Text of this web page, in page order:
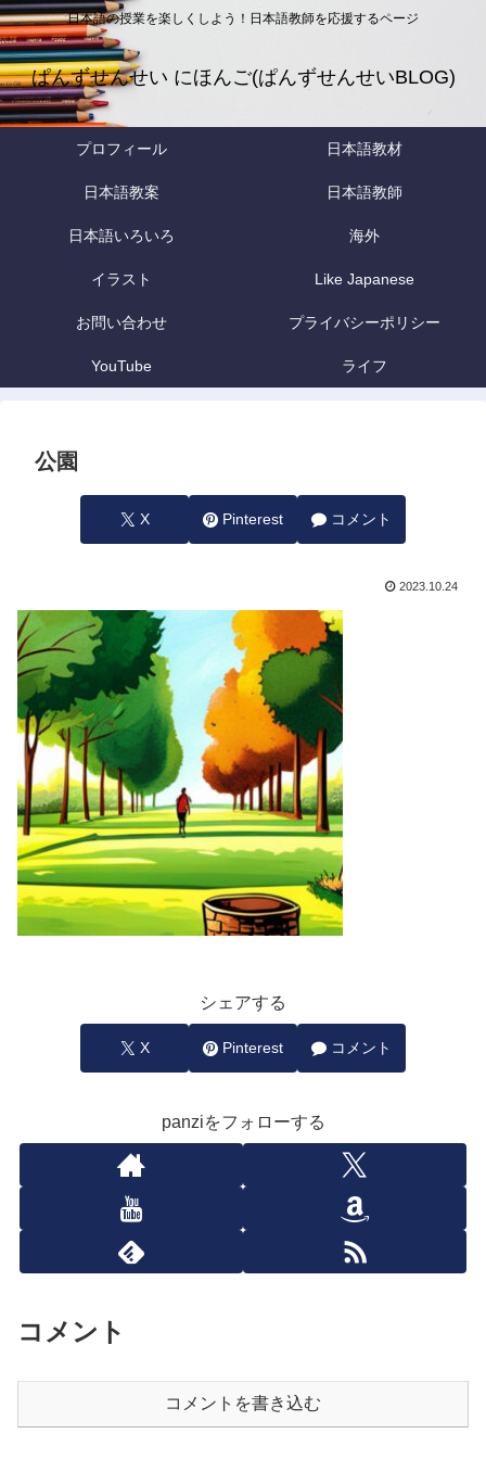
日本語の授業を楽しくしよう！日本語教師を応援するページ
ぱんずせんせい にほんご(ぱんずせんせいBLOG)
プロフィール 日本語教材
日本語教案 日本語教師
日本語いろいろ 海外
イラスト Like Japanese
お問い合わせ プライバシーポリシー
YouTube ライフ
公園
X Pinterest コメント
2023.10.24
シェアする
X Pinterest コメント
panziをフォローする
コメント
コメントを書き込む